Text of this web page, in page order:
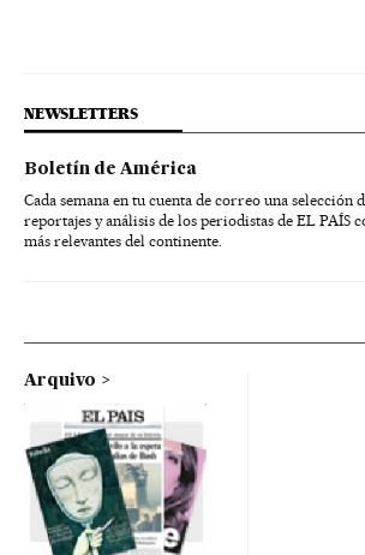
NEWSLETTERS
Boletín de América
Cada semana en tu cuenta de correo una selección
reportajes y análisis de los periodistas de EL PAÍS
más relevantes del continente.
Arquivo